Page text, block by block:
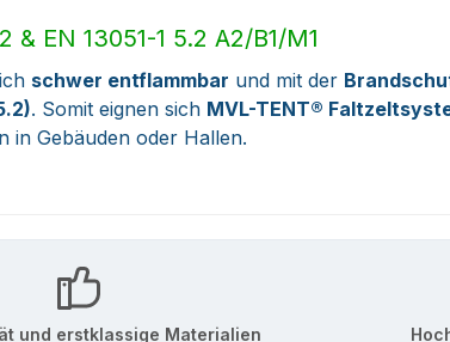
EN 13051-1 5.2 A2/B1/M1
schwer entflammbar und mit der
. Somit eignen sich MVL-TENT®
in Gebäuden oder Hallen.
und erstklassige Materialien